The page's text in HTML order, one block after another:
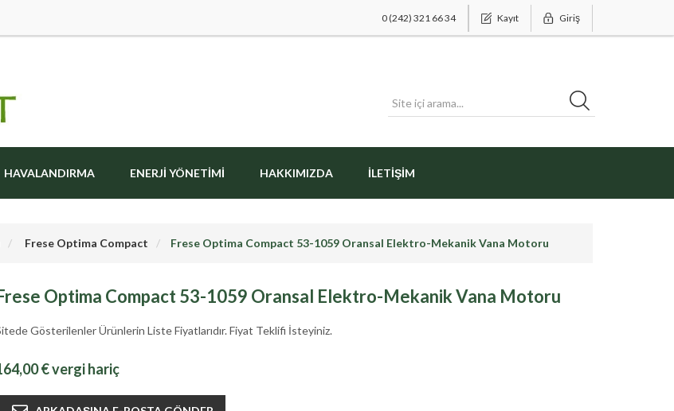
0 (242) 321 66 34 Kayıt Giriş
HAVALANDIRMA ENERJI YÖNETIMI HAKKIMIZDA İLETIŞIM
Frese Optima Compact Frese Optima Compact 53-1059 Oransal Elektro-Mekanik Vana Motoru
Optima Compact 53-1059 Oransal Elektro-Mekanik Vana Motoru
Gösterilenler Ürünlerin Liste Fiyatlarıdır. Fiyat Teklifi İsteyiniz.
€ vergi hariç